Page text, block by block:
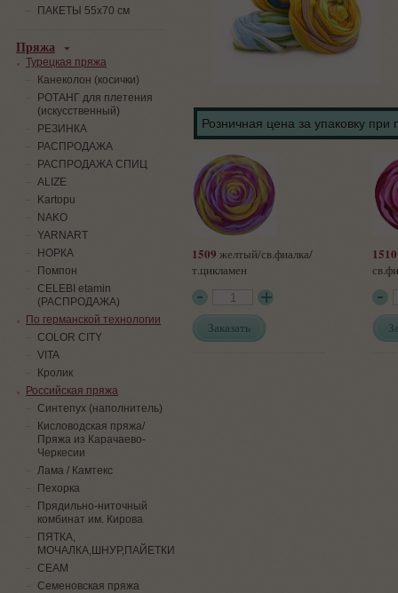
Розничная цена за упаковку при
1509 желтый/св.фиалка/
т.цикламен
Заказать
1510
ПАКЕТЫ 55х70 см
Пряжа
Турецкая пряжа
Канеколон (косички)
РОТАНГ для плетения
(искусственный)
PЕЗИНКА
РАСПРОДАЖА
РАСПРОДАЖА СПИЦ
ALIZE
Kartopu
NAKO
YARNART
НОРКА
Помпон
СELEBI etamin
(РАСПРОДАЖА)
По германской технологии
COLOR CITY
VITA
Кролик
Российская пряжа
Синтепух (наполнитель)
Кисловодская пряжа/
Пряжа из Карачаево-
Черкесии
Лама / Камтекс
Пехорка
Прядильно-ниточный
комбинат им. Кирова
ПЯТКА,
МОЧАЛКА,ШНУР,ПАЙЕТКИ
СЕАМ
Семеновская пряжа